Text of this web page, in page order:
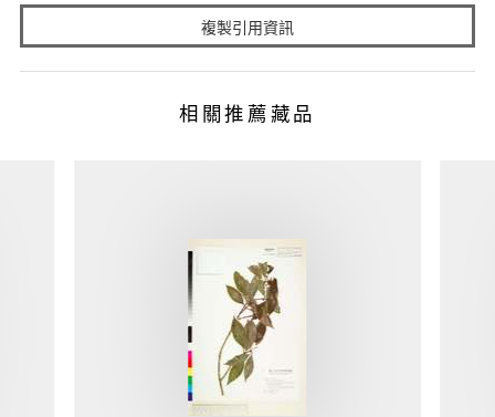
複製引用資訊
相關推薦藏品